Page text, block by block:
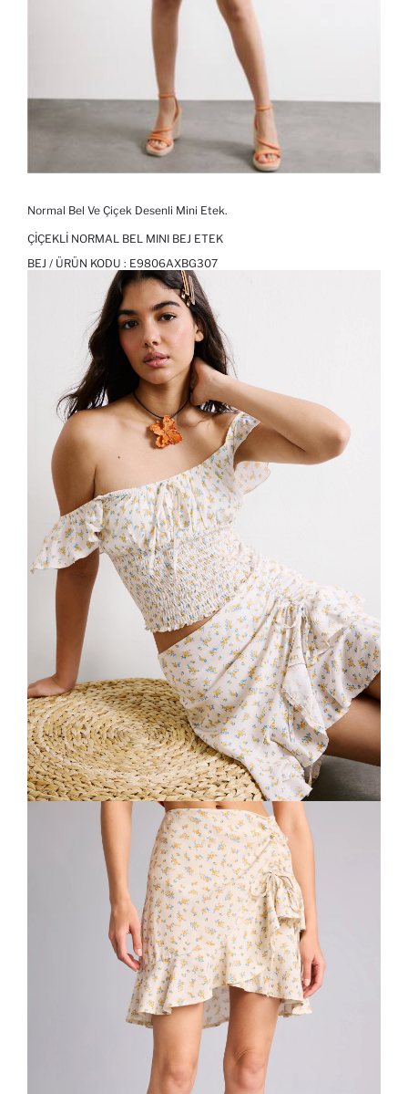
Normal Bel Ve Çiçek Desenli Mini Etek.
ÇIÇEKLI NORMAL BEL MINI BEJ ETEK
BEJ / ÜRÜN KODU : E9806AXBG307